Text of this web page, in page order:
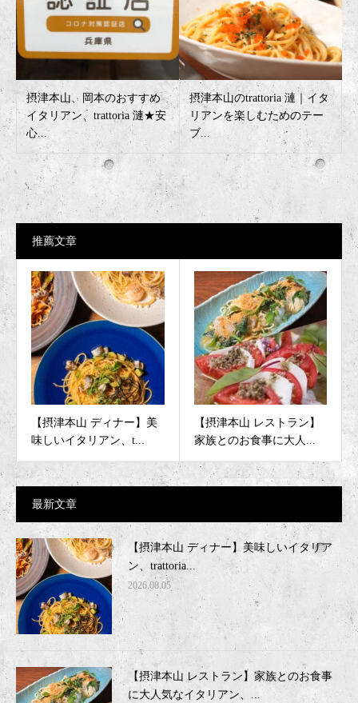
摂津本山、岡本のおすすめ
イタリアン、trattoria 漣★安
心...
摂津本山のtrattoria 漣｜イタ
リアンを楽しむためのテー
ブ...
推薦文章
【摂津本山 ディナー】美
味しいイタリアン、t...
【摂津本山 レストラン】
家族とのお食事に大人...
最新文章
【摂津本山 ディナー】美味しいイタリア
ン、trattoria...
2026.08.05
【摂津本山 レストラン】家族とのお食事
に大人気なイタリアン、...